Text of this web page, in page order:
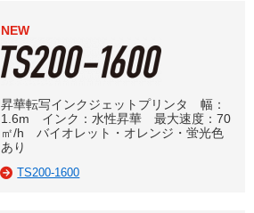
NEW
昇華転写インクジェットプリンタ 幅：
1.6m インク：水性昇華 最大速度：70
㎡/h バイオレット・オレンジ・蛍光色
あり
TS200-1600